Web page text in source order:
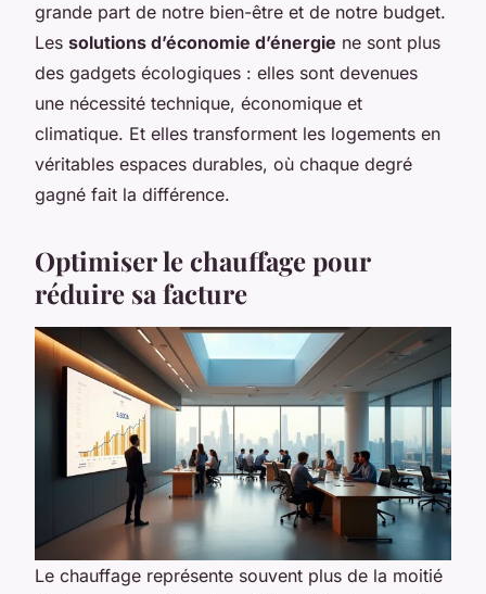
grande part de notre bien-être et de notre budget.
Les solutions d’économie d’énergie ne sont plus
des gadgets écologiques : elles sont devenues
une nécessité technique, économique et
climatique. Et elles transforment les logements en
véritables espaces durables, où chaque degré
gagné fait la différence.
Optimiser le chauffage pour
réduire sa facture
Le chauffage représente souvent plus de la moitié